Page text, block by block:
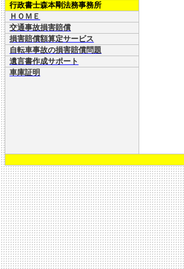
行政書士森本剛法務事務所
ＨＯＭＥ
交通事故損害賠償
損害賠償額算定サービス
自転車事故の損害賠償問題
遺言書作成サポート
車庫証明